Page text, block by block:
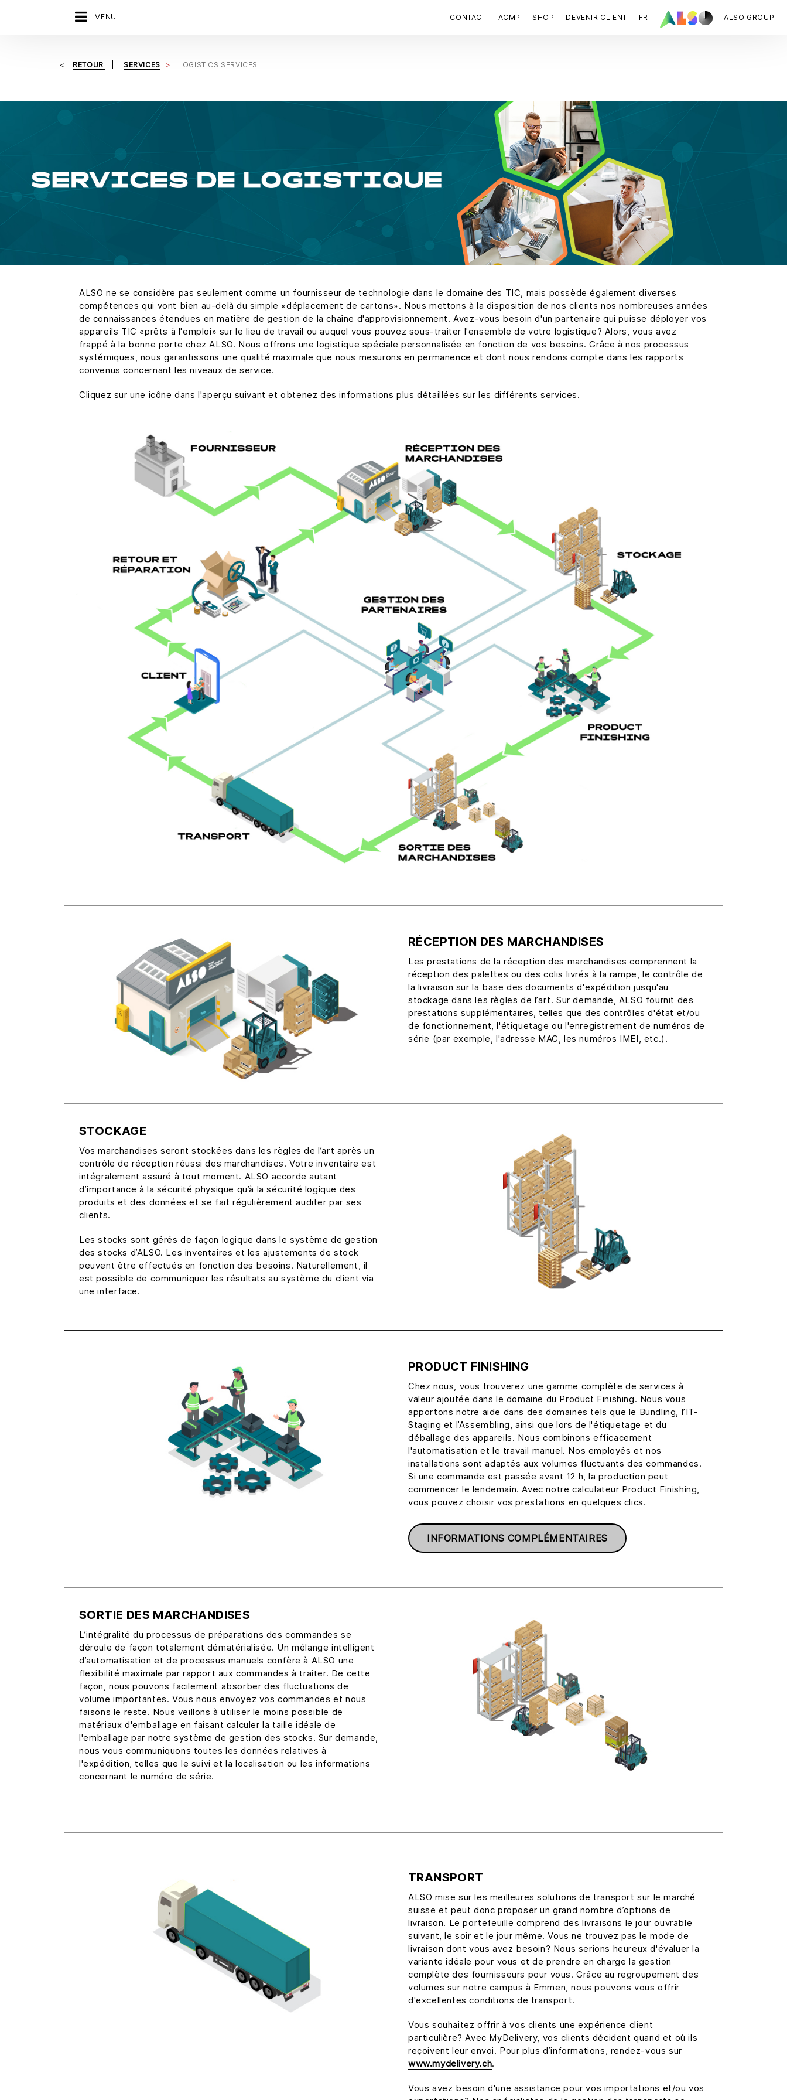
MENU | ALSO GROUP |
CONTACT ACMP SHOP DEVENIR CLIENT FR
RETOUR SERVICES LOGISTICS SERVICES
ALSO ne se considère pas seulement comme un fournisseur de technologie dans le domaine des TIC, mais possède également diverses
compétences qui vont bien au-delà du simple «déplacement de cartons». Nous mettons à la disposition de nos clients nos nombreuses années
de connaissances étendues en matière de gestion de la chaîne d'approvisionnement. Avez-vous besoin d'un partenaire qui puisse déployer vos
appareils TIC «prêts à l'emploi» sur le lieu de travail ou auquel vous pouvez sous-traiter l'ensemble de votre logistique? Alors, vous avez
frappé à la bonne porte chez ALSO. Nous offrons une logistique spéciale personnalisée en fonction de vos besoins. Grâce à nos processus
systémiques, nous garantissons une qualité maximale que nous mesurons en permanence et dont nous rendons compte dans les rapports
convenus concernant les niveaux de service.
Cliquez sur une icône dans l'aperçu suivant et obtenez des informations plus détaillées sur les différents services.
RÉCEPTION DES MARCHANDISES
Les prestations de la réception des marchandises comprennent la
réception des palettes ou des colis livrés à la rampe, le contrôle de
la livraison sur la base des documents d'expédition jusqu'au
stockage dans les règles de l’art. Sur demande, ALSO fournit des
prestations supplémentaires, telles que des contrôles d'état et/ou
de fonctionnement, l'étiquetage ou l'enregistrement de numéros de
série (par exemple, l'adresse MAC, les numéros IMEI, etc.).
STOCKAGE
Vos marchandises seront stockées dans les règles de l’art après un
contrôle de réception réussi des marchandises. Votre inventaire est
intégralement assuré à tout moment. ALSO accorde autant
d’importance à la sécurité physique qu’à la sécurité logique des
produits et des données et se fait régulièrement auditer par ses
clients.
Les stocks sont gérés de façon logique dans le système de gestion
des stocks d’ALSO. Les inventaires et les ajustements de stock
peuvent être effectués en fonction des besoins. Naturellement, il
est possible de communiquer les résultats au système du client via
une interface.
PRODUCT FINISHING
Chez nous, vous trouverez une gamme complète de services à
valeur ajoutée dans le domaine du Product Finishing. Nous vous
apportons notre aide dans des domaines tels que le Bundling, l’IT-
Staging et l’Assembling, ainsi que lors de l'étiquetage et du
déballage des appareils. Nous combinons efficacement
l'automatisation et le travail manuel. Nos employés et nos
installations sont adaptés aux volumes fluctuants des commandes.
Si une commande est passée avant 12 h, la production peut
commencer le lendemain. Avec notre calculateur Product Finishing,
vous pouvez choisir vos prestations en quelques clics.
INFORMATIONS COMPLÉMENTAIRES
SORTIE DES MARCHANDISES
L’intégralité du processus de préparations des commandes se
déroule de façon totalement dématérialisée. Un mélange intelligent
d’automatisation et de processus manuels confère à ALSO une
flexibilité maximale par rapport aux commandes à traiter. De cette
façon, nous pouvons facilement absorber des fluctuations de
volume importantes. Vous nous envoyez vos commandes et nous
faisons le reste. Nous veillons à utiliser le moins possible de
matériaux d'emballage en faisant calculer la taille idéale de
l'emballage par notre système de gestion des stocks. Sur demande,
nous vous communiquons toutes les données relatives à
l'expédition, telles que le suivi et la localisation ou les informations
concernant le numéro de série.
TRANSPORT
ALSO mise sur les meilleures solutions de transport sur le marché
suisse et peut donc proposer un grand nombre d’options de
livraison. Le portefeuille comprend des livraisons le jour ouvrable
suivant, le soir et le jour même. Vous ne trouvez pas le mode de
livraison dont vous avez besoin? Nous serions heureux d'évaluer la
variante idéale pour vous et de prendre en charge la gestion
complète des fournisseurs pour vous. Grâce au regroupement des
volumes sur notre campus à Emmen, nous pouvons vous offrir
d'excellentes conditions de transport.
Vous souhaitez offrir à vos clients une expérience client
particulière? Avec MyDelivery, vos clients décident quand et où ils
reçoivent leur envoi. Pour plus d’informations, rendez-vous sur
www.mydelivery.ch.
Vous avez besoin d'une assistance pour vos importations et/ou vos